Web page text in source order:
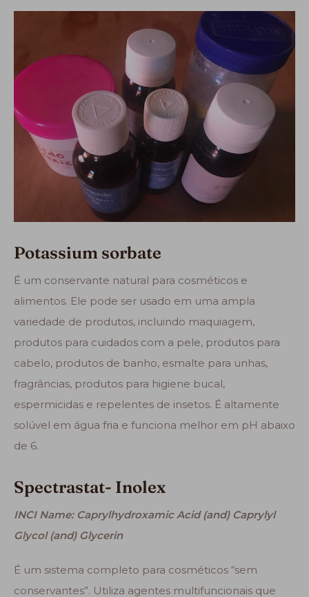
Potassium sorbate
É um conservante natural para cosméticos e
alimentos. Ele pode ser usado em uma ampla
variedade de produtos, incluindo maquiagem,
produtos para cuidados com a pele, produtos para
cabelo, produtos de banho, esmalte para unhas,
fragrâncias, produtos para higiene bucal,
espermicidas e repelentes de insetos. É altamente
solúvel em água fria e funciona melhor em pH abaixo
de 6.
Spectrastat- Inolex
INCI Name: Caprylhydroxamic Acid (and) Caprylyl
Glycol (and) Glycerin
É um sistema completo para cosméticos “sem
conservantes”. Utiliza agentes multifuncionais que